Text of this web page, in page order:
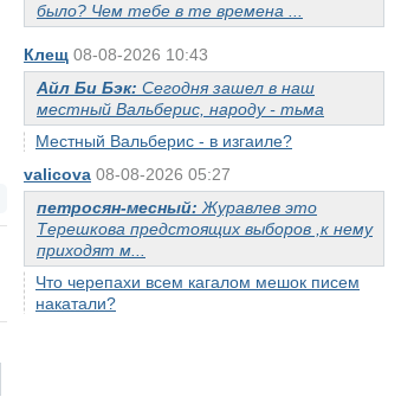
было? Чем тебе в те времена ...
Клещ 08-08-2026 10:43
Айл Би Бэк: Сегодня зашел в наш
местный Вальберис, народу - тьма
Местный Вальберис - в изгаиле?
valicova 08-08-2026 05:27
петросян-месный: Журавлев это
Терешкова предстоящих выборов ,к нему
приходят м...
Что черепахи всем кагалом мешок писем
накатали?